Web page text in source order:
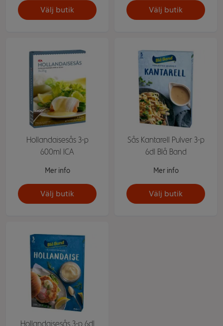
Välj butik Välj butik
Hollandaisesås 3-p
600ml ICA
Mer info
Välj butik
Sås Kantarell Pulver 3-p
6dl Blå Band
Mer info
Välj butik
Hollandaisesås 3-p 6dl